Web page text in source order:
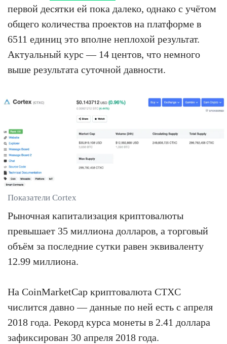
первой десятки ей пока далеко, однако с учётом
общего количества проектов на платформе в
6511 единиц это вполне неплохой результат.
Актуальный курс — 14 центов, что немного
выше результата суточной давности.
Показатели Cortex
Рыночная капитализация криптовалюты
превышает 35 миллиона долларов, а торговый
объём за последние сутки равен эквиваленту
12.99 миллиона.
На CoinMarketCap криптовалюта CTXC
числится давно — данные по ней есть с апреля
2018 года. Рекорд курса монеты в 2.41 доллара
зафиксирован 30 апреля 2018 года.